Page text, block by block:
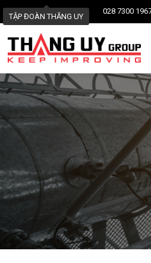
TẬP ĐOÀN THĂNG UY
028 7300